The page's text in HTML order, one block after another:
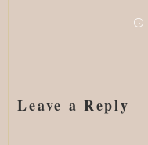
Leave a Reply